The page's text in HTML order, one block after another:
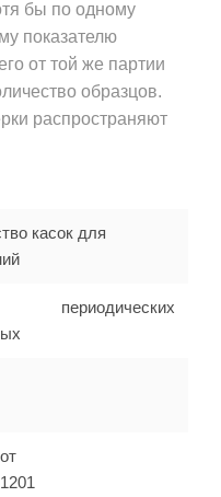
бы по одному
показателю
от той же партии
образцов.
распространяют
касок для
периодических
от
1201